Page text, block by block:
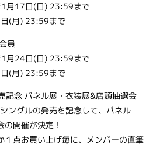
1月17日(日) 23:59まで
(月) 23:59まで
員
1月24日(日) 23:59まで
(月) 23:59まで
念 パネル展・衣装展&店頭抽選会
ングルの発売を記念して、パネル
開催が決定！
１点お買い上げ毎に、メンバーの直筆